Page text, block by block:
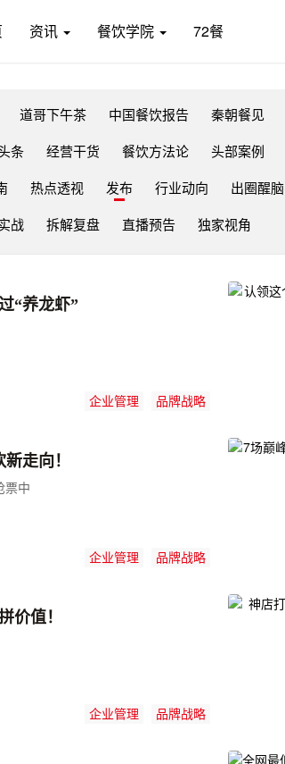
(current)
资讯 餐饮学院 72餐
道哥下午茶 中国餐饮报告 秦朝餐见
条 经营干货 餐饮方法论 头部案例
热点透视 发布 行业动向 出圈醒脑
战 拆解复盘 直播预告 独家视角
“养龙虾”
企业管理 品牌战略
走向！
票中
企业管理 品牌战略
价值！
企业管理 品牌战略